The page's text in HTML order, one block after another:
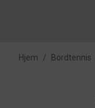
Hjem / Bordtennis